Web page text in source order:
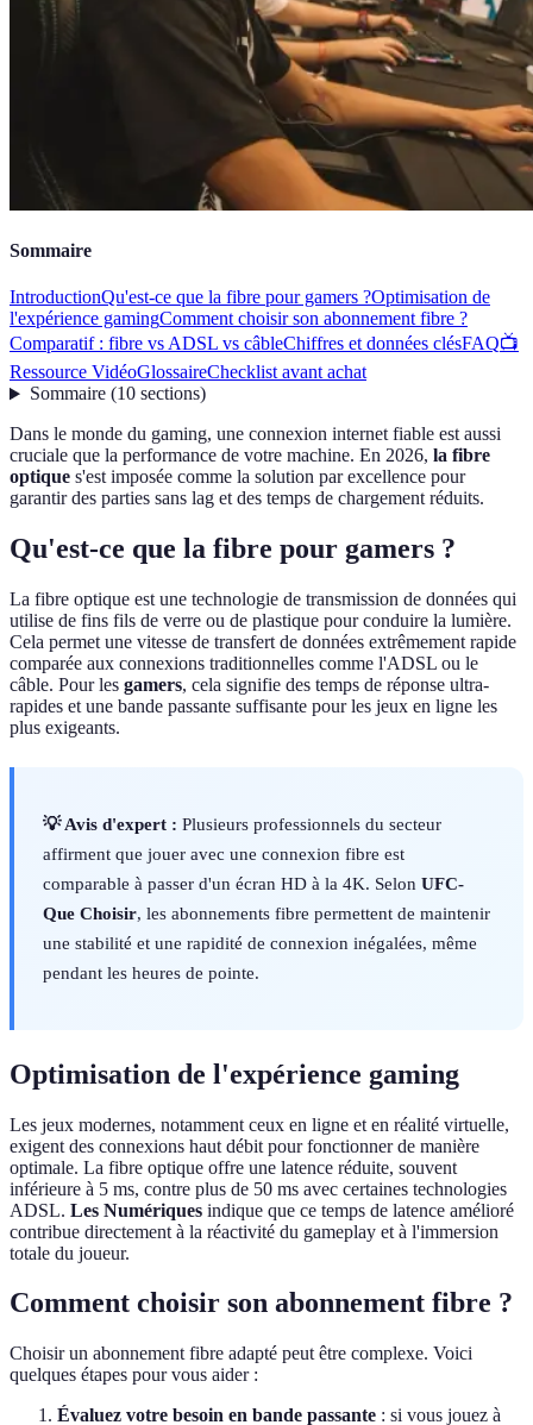
Sommaire
IntroductionQu'est-ce que la fibre pour gamers ?Optimisation de
l'expérience gamingComment choisir son abonnement fibre ?
Comparatif : fibre vs ADSL vs câbleChiffres et données clésFAQ📺
Ressource VidéoGlossaireChecklist avant achat
Sommaire(10 sections)
Dans le monde du gaming, une connexion internet fiable est aussi
cruciale que la performance de votre machine. En 2026, la fibre
optique s'est imposée comme la solution par excellence pour
garantir des parties sans lag et des temps de chargement réduits.
Qu'est-ce que la fibre pour gamers ?
La fibre optique est une technologie de transmission de données qui
utilise de fins fils de verre ou de plastique pour conduire la lumière.
Cela permet une vitesse de transfert de données extrêmement rapide
comparée aux connexions traditionnelles comme l'ADSL ou le
câble. Pour les gamers, cela signifie des temps de réponse ultra-
rapides et une bande passante suffisante pour les jeux en ligne les
plus exigeants.
💡 Avis d'expert : Plusieurs professionnels du secteur
affirment que jouer avec une connexion fibre est
comparable à passer d'un écran HD à la 4K. Selon UFC-
Que Choisir, les abonnements fibre permettent de maintenir
une stabilité et une rapidité de connexion inégalées, même
pendant les heures de pointe.
Optimisation de l'expérience gaming
Les jeux modernes, notamment ceux en ligne et en réalité virtuelle,
exigent des connexions haut débit pour fonctionner de manière
optimale. La fibre optique offre une latence réduite, souvent
inférieure à 5 ms, contre plus de 50 ms avec certaines technologies
ADSL. Les Numériques indique que ce temps de latence amélioré
contribue directement à la réactivité du gameplay et à l'immersion
totale du joueur.
Comment choisir son abonnement fibre ?
Choisir un abonnement fibre adapté peut être complexe. Voici
quelques étapes pour vous aider :
Évaluez votre besoin en bande passante : si vous jouez à